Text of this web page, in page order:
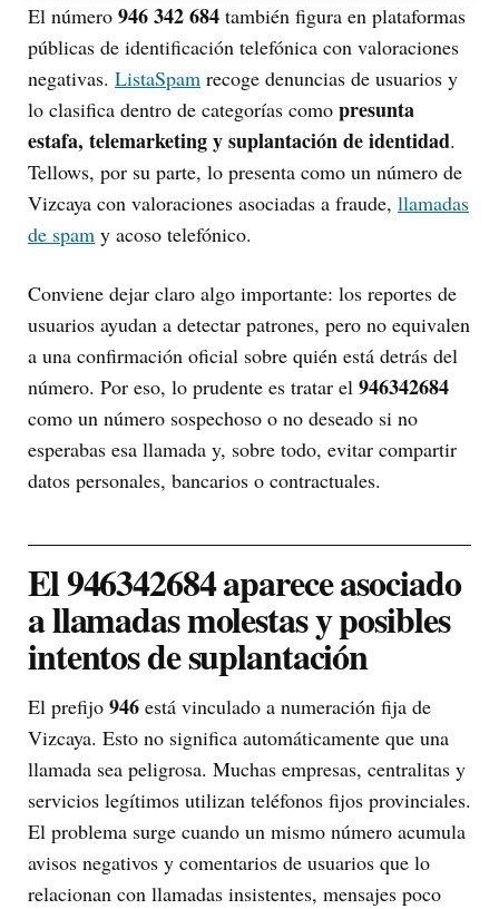
El número 946 342 684 también figura en plataformas
públicas de identificación telefónica con valoraciones
negativas. ListaSpam recoge denuncias de usuarios y
lo clasifica dentro de categorías como presunta
estafa, telemarketing y suplantación de identidad.
Tellows, por su parte, lo presenta como un número de
Vizcaya con valoraciones asociadas a fraude, llamadas
de spam y acoso telefónico.
Conviene dejar claro algo importante: los reportes de
usuarios ayudan a detectar patrones, pero no equivalen
a una confirmación oficial sobre quién está detrás del
número. Por eso, lo prudente es tratar el 946342684
como un número sospechoso o no deseado si no
esperabas esa llamada y, sobre todo, evitar compartir
datos personales, bancarios o contractuales.
El 946342684 aparece asociado
a llamadas molestas y posibles
intentos de suplantación
El prefijo 946 está vinculado a numeración fija de
Vizcaya. Esto no significa automáticamente que una
llamada sea peligrosa. Muchas empresas, centralitas y
servicios legítimos utilizan teléfonos fijos provinciales.
El problema surge cuando un mismo número acumula
avisos negativos y comentarios de usuarios que lo
relacionan con llamadas insistentes, mensajes poco